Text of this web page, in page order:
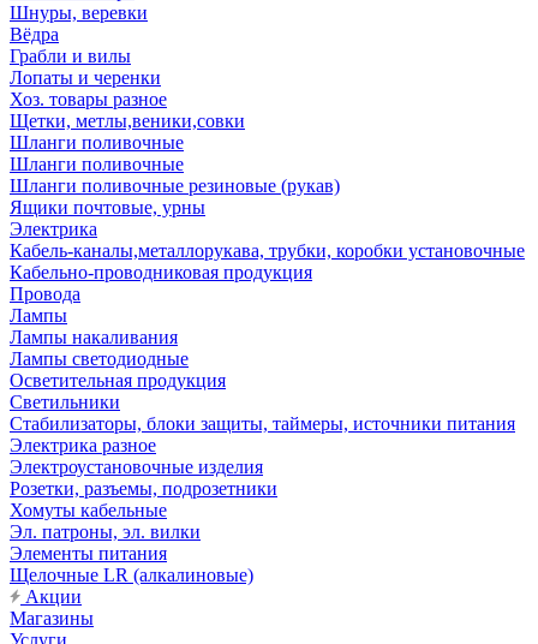
Шнуры, веревки
Вёдра
Грабли и вилы
Лопаты и черенки
Хоз. товары разное
Щетки, метлы,веники,совки
Шланги поливочные
Шланги поливочные
Шланги поливочные резиновые (рукав)
Ящики почтовые, урны
Электрика
Кабель-каналы,металлорукава, трубки, коробки установочные
Кабельно-проводниковая продукция
Провода
Лампы
Лампы накаливания
Лампы светодиодные
Осветительная продукция
Светильники
Стабилизаторы, блоки защиты, таймеры, источники питания
Электрика разное
Электроустановочные изделия
Розетки, разъемы, подрозетники
Хомуты кабельные
Эл. патроны, эл. вилки
Элементы питания
Щелочные LR (алкалиновые)
Акции
Магазины
Услуги